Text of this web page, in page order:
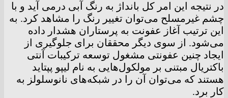
در نتیجه این امر کل بانداژ به رنگ آبی درمی آید و با
چشم غیرمسلح می‌توان تغییر رنگ را مشاهد کرد. به
این ترتیب آغاز عفونت به پرستاران هشدار داده
می‌شود. از سوی دیگر محققان برای جلوگیری از
ایجاد چنین عفونتی مشغول توسعه ترکیبات آنتی
باکتریال مبتنی بر مولکول‌هایی به نام لیپو پپتاید
هستند که می‌توان آن را در شبکه‌های نانوسلولز به
کار برد.